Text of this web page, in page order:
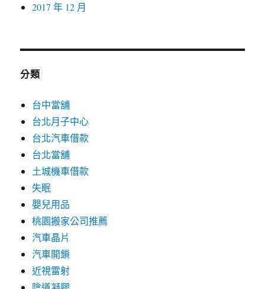
2017 年 12 月
分類
台中當舖
台北月子中心
台北汽車借款
台北當舖
土城機車借款
失眠
嬰兒用品
桃園搬家公司推薦
汽車晶片
汽車開鎖
近視雷射